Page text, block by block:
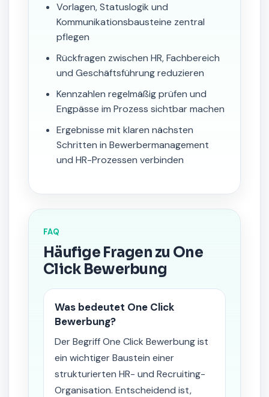
Vorlagen, Statuslogik und
Kommunikationsbausteine zentral
pflegen
Rückfragen zwischen HR, Fachbereich
und Geschäftsführung reduzieren
Kennzahlen regelmäßig prüfen und
Engpässe im Prozess sichtbar machen
Ergebnisse mit klaren nächsten
Schritten in Bewerbermanagement
und HR-Prozessen verbinden
FAQ
Häufige Fragen zu One
Click Bewerbung
Was bedeutet One Click
Bewerbung?
Der Begriff One Click Bewerbung ist
ein wichtiger Baustein einer
strukturierten HR- und Recruiting-
Organisation. Entscheidend ist,